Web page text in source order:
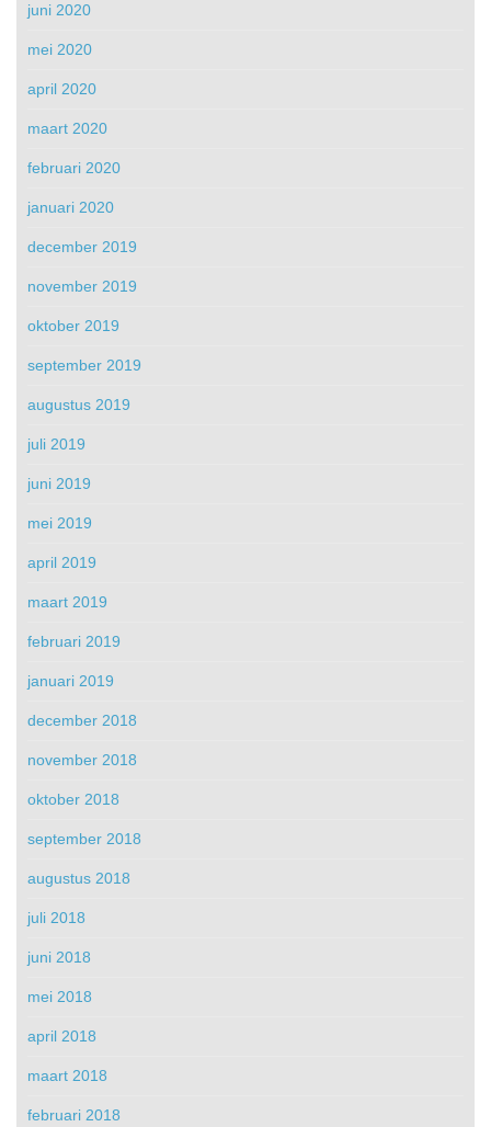
juni 2020
mei 2020
april 2020
maart 2020
februari 2020
januari 2020
december 2019
november 2019
oktober 2019
september 2019
augustus 2019
juli 2019
juni 2019
mei 2019
april 2019
maart 2019
februari 2019
januari 2019
december 2018
november 2018
oktober 2018
september 2018
augustus 2018
juli 2018
juni 2018
mei 2018
april 2018
maart 2018
februari 2018